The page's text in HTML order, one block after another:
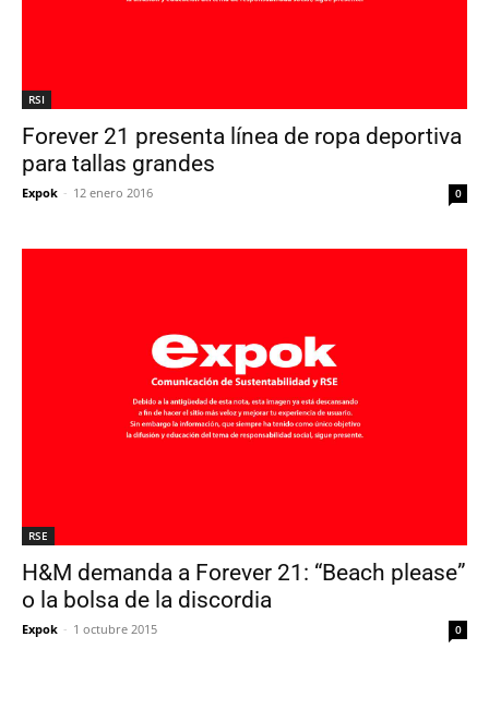
RSI
Forever 21 presenta línea de ropa deportiva
para tallas grandes
Expok - 12 enero 2016 0
RSE
H&M demanda a Forever 21: “Beach please”
o la bolsa de la discordia
Expok - 1 octubre 2015 0